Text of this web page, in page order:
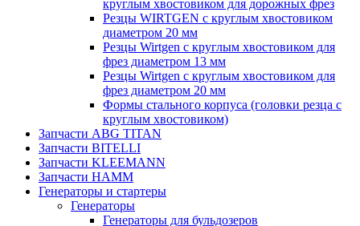
круглым хвостовиком для дорожных фрез
Резцы WIRTGEN с круглым хвостовиком
диаметром 20 мм
Резцы Wirtgen с круглым хвостовиком для
фрез диаметром 13 мм
Резцы Wirtgen с круглым хвостовиком для
фрез диаметром 20 мм
Формы стального корпуса (головки резца с
круглым хвостовиком)
Запчасти ABG TITAN
Запчасти BITELLI
Запчасти KLEEMANN
Запчасти HAMM
Генераторы и стартеры
Генераторы
Генераторы для бульдозеров